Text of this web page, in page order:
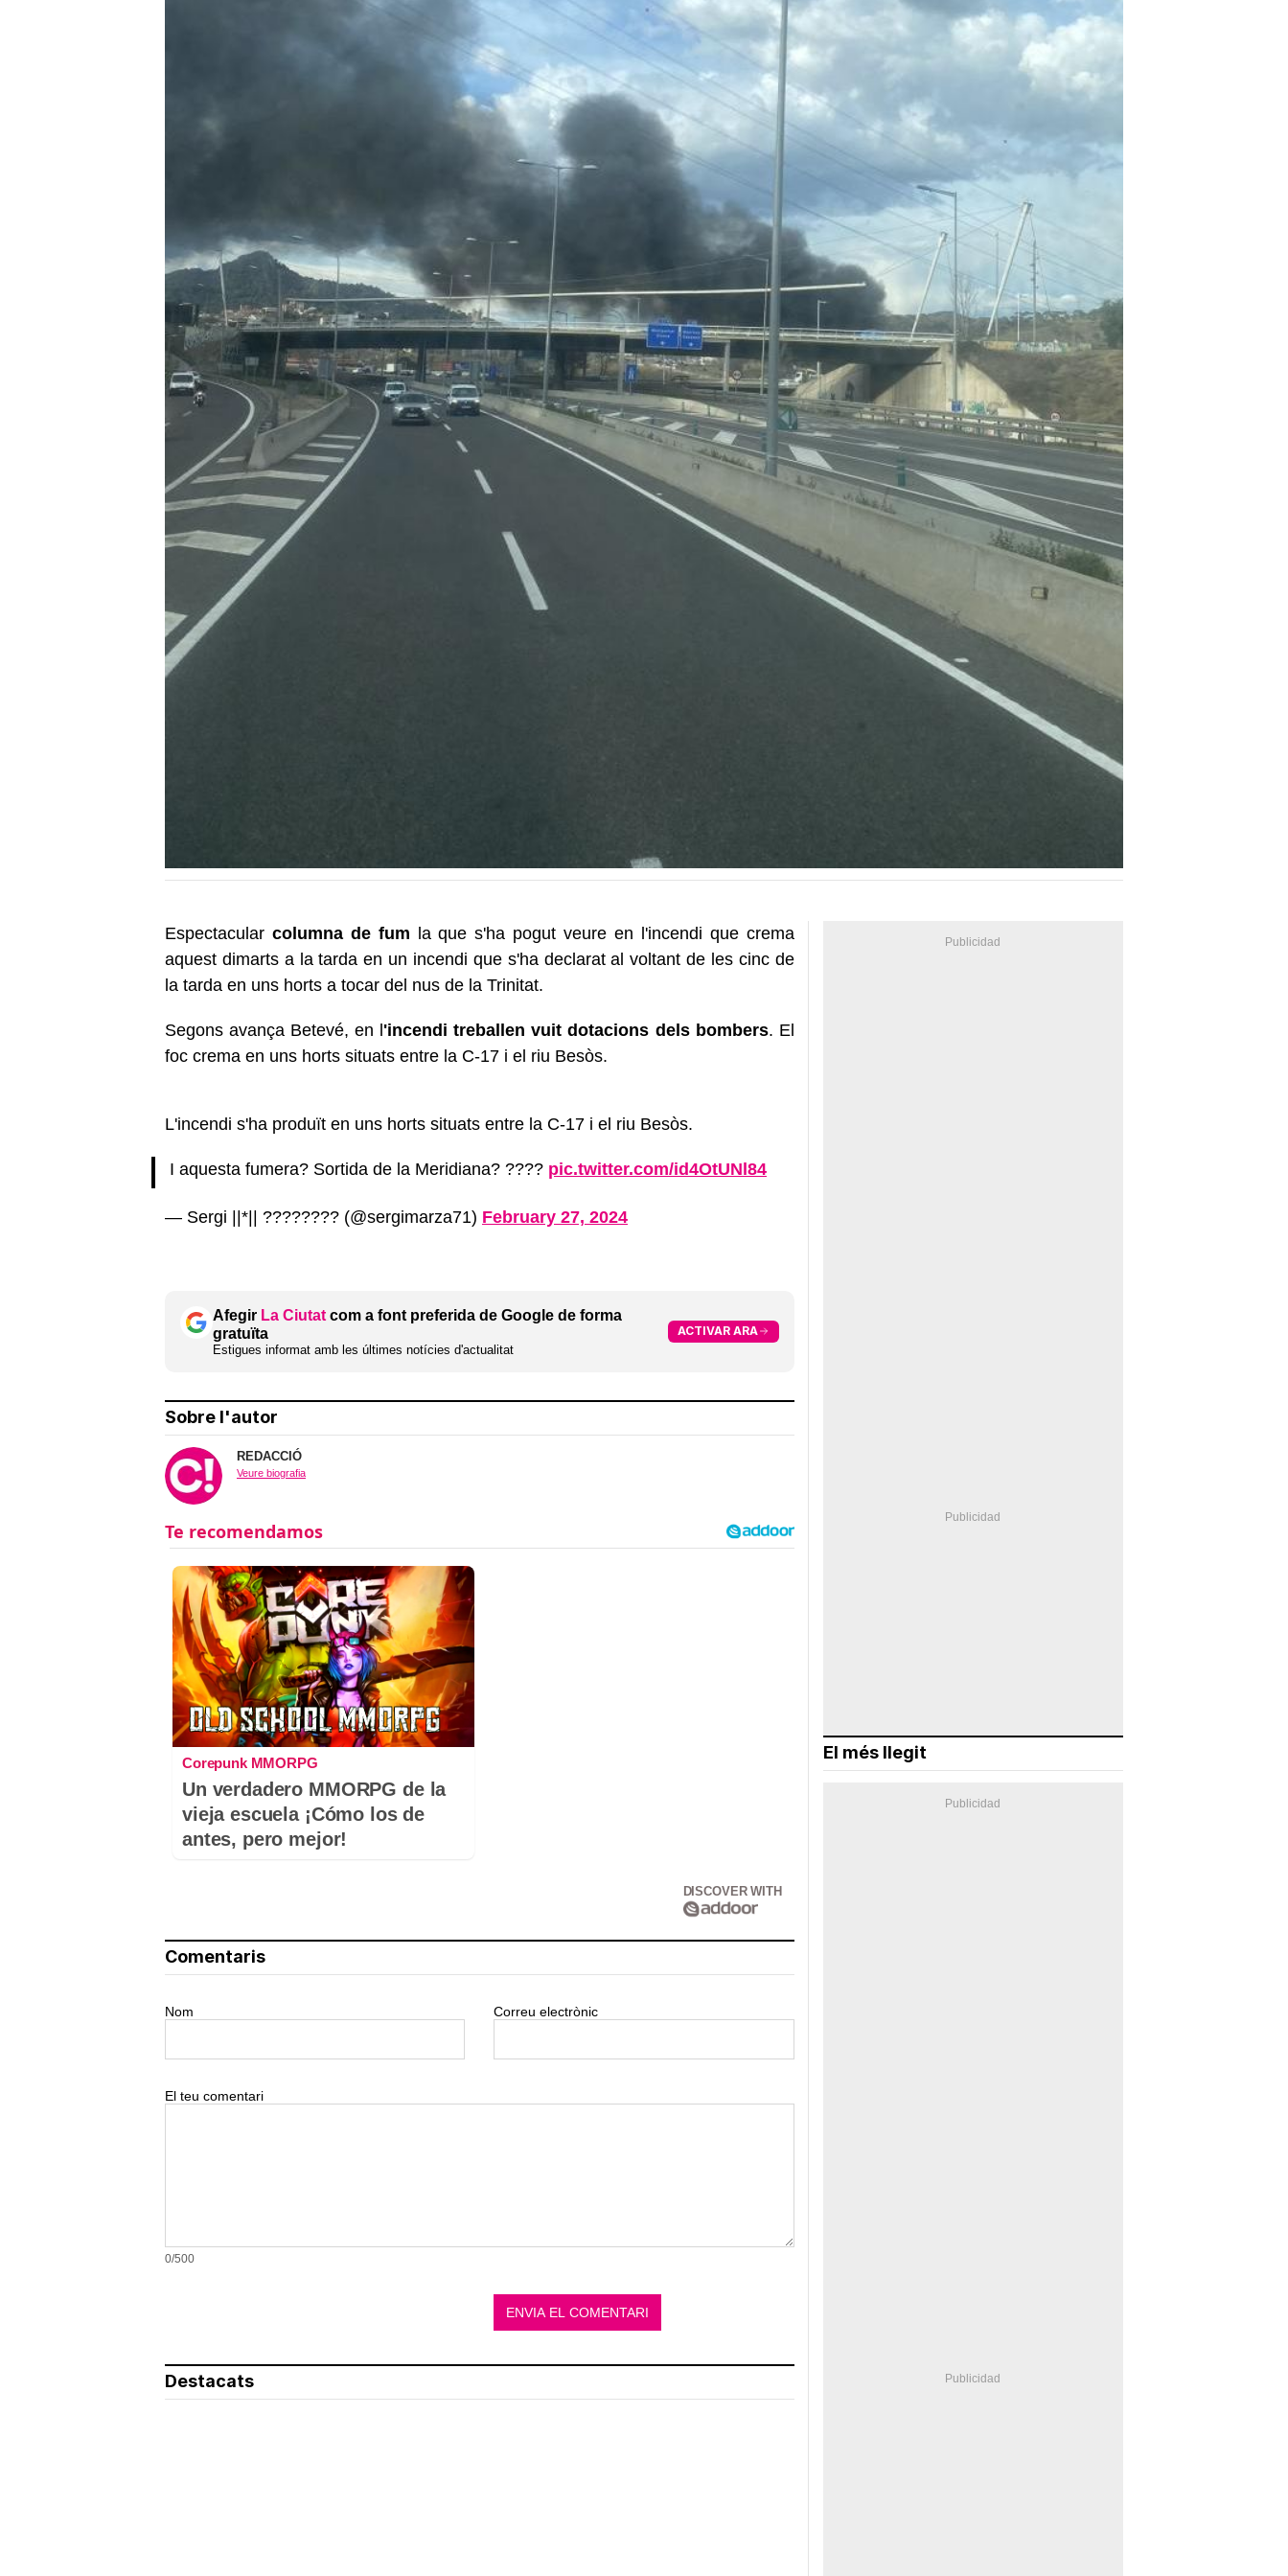
Espectacular columna de fum la que s'ha pogut veure en l'incendi que crema
aquest dimarts a la tarda en un incendi que s'ha declarat al voltant de les cinc de
la tarda en uns horts a tocar del nus de la Trinitat.
Segons avança Betevé, en l'incendi treballen vuit dotacions dels bombers. El
foc crema en uns horts situats entre la C-17 i el riu Besòs.
L'incendi s'ha produït en uns horts situats entre la C-17 i el riu Besòs.
I aquesta fumera? Sortida de la Meridiana? ???? pic.twitter.com/id4OtUNl84
— Sergi ||*|| ???????? (@sergimarza71) February 27, 2024
Afegir La Ciutat com a font preferida de Google de forma
gratuïta
Estigues informat amb les últimes notícies d'actualitat
ACTIVAR ARA
Sobre l'autor
REDACCIÓ
Veure biografia
Corepunk MMORPG
Un verdadero MMORPG de la
vieja escuela ¡Cómo los de
antes, pero mejor!
DISCOVER WITH
Comentaris
Nom Correu electrònic
El teu comentari
0/500
Destacats
El més llegit